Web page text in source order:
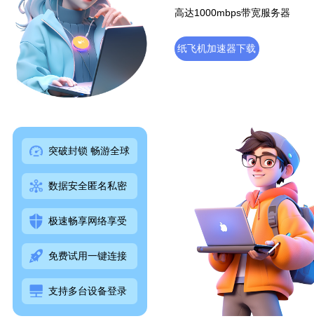
高达1000mbps带宽服务器
纸飞机加速器下载
突破封锁 畅游全球
数据安全匿名私密
极速畅享网络享受
免费试用一键连接
支持多台设备登录